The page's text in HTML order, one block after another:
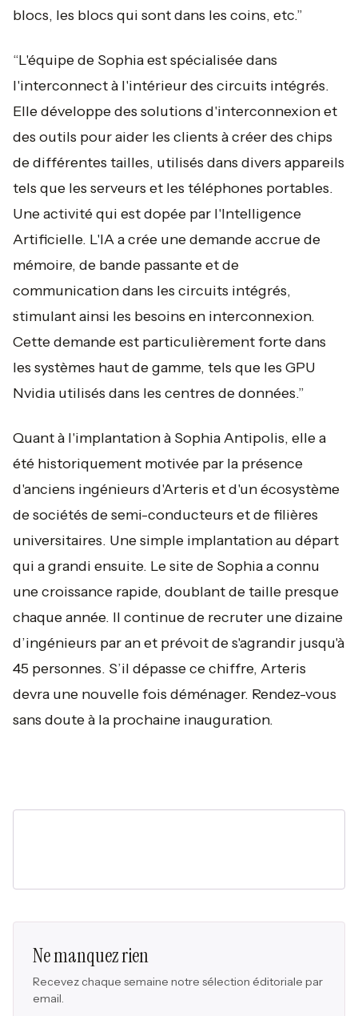
blocs, les blocs qui sont dans les coins, etc.”
“L'équipe de Sophia est spécialisée dans
l'interconnect à l'intérieur des circuits intégrés.
Elle développe des solutions d'interconnexion et
des outils pour aider les clients à créer des chips
de différentes tailles, utilisés dans divers appareils
tels que les serveurs et les téléphones portables.
Une activité qui est dopée par l'Intelligence
Artificielle. L'IA a crée une demande accrue de
mémoire, de bande passante et de
communication dans les circuits intégrés,
stimulant ainsi les besoins en interconnexion.
Cette demande est particulièrement forte dans
les systèmes haut de gamme, tels que les GPU
Nvidia utilisés dans les centres de données.”
Quant à l'implantation à Sophia Antipolis, elle a
été historiquement motivée par la présence
d'anciens ingénieurs d'Arteris et d'un écosystème
de sociétés de semi-conducteurs et de filières
universitaires. Une simple implantation au départ
qui a grandi ensuite. Le site de Sophia a connu
une croissance rapide, doublant de taille presque
chaque année. Il continue de recruter une dizaine
d’ingénieurs par an et prévoit de s'agrandir jusqu'à
45 personnes. S’il dépasse ce chiffre, Arteris
devra une nouvelle fois déménager. Rendez-vous
sans doute à la prochaine inauguration.
Ne manquez rien
Recevez chaque semaine notre sélection éditoriale par
email.